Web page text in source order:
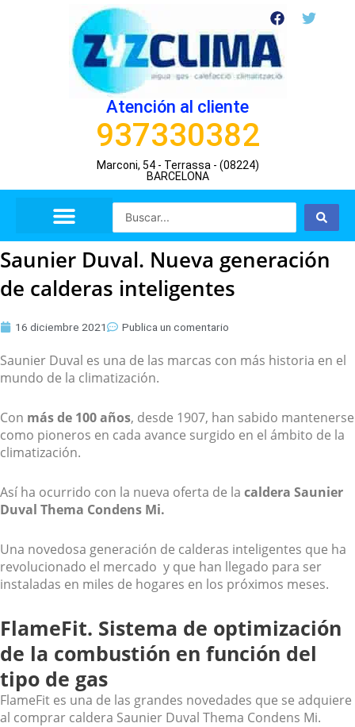
F
a
c
e
b
o
T
w
Atención al cliente
937330382
Marconi, 54 - Terrassa - (08224)
BARCELONA
Search
Saunier Duval. Nueva generación
de calderas inteligentes
16 diciembre 2021 Publica un comentario
Saunier Duval es una de las marcas con más historia en el
mundo de la climatización.
Con más de 100 años, desde 1907, han sabido mantenerse
como pioneros en cada avance surgido en el ámbito de la
climatización.
Así ha ocurrido con la nueva oferta de la caldera Saunier
Duval Thema Condens Mi.
Una novedosa generación de calderas inteligentes que ha
revolucionado el mercado y que han llegado para ser
instaladas en miles de hogares en los próximos meses.
FlameFit. Sistema de optimización
de la combustión en función del
tipo de gas
FlameFit es una de las grandes novedades que se adquiere
al comprar caldera Saunier Duval Thema Condens Mi.